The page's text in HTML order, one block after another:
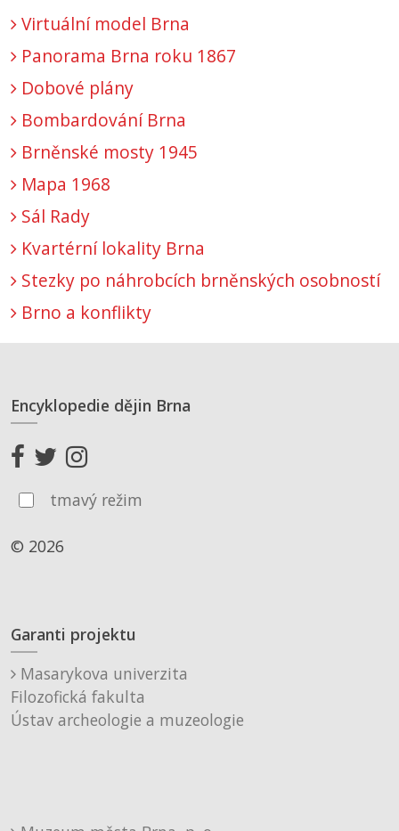
Virtuální model Brna
Panorama Brna roku 1867
Dobové plány
Bombardování Brna
Brněnské mosty 1945
Mapa 1968
Sál Rady
Kvartérní lokality Brna
Stezky po náhrobcích brněnských osobností
Brno a konflikty
Encyklopedie dějin Brna
tmavý režim
© 2026
Garanti projektu
Masarykova univerzita
Filozofická fakulta
Ústav archeologie a muzeologie